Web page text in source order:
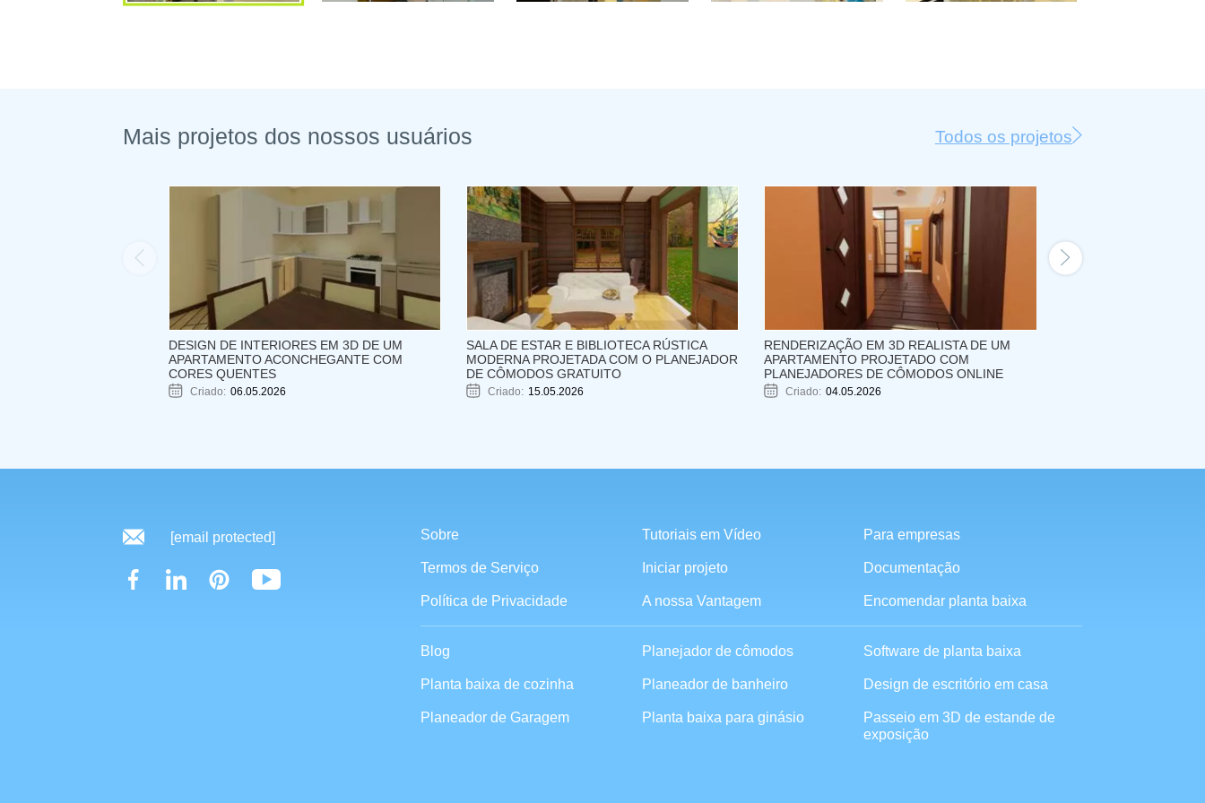
Mais projetos dos nossos usuários Todos os projetos
DESIGN DE INTERIORES EM 3D DE UM
APARTAMENTO ACONCHEGANTE COM
CORES QUENTES
Criado: 06.05.2026
SALA DE ESTAR E BIBLIOTECA RÚSTICA
MODERNA PROJETADA COM O PLANEJADOR
DE CÔMODOS GRATUITO
Criado: 15.05.2026
RENDERIZAÇÃO EM 3D REALISTA DE UM
APARTAMENTO PROJETADO COM
PLANEJADORES DE CÔMODOS ONLINE
Criado: 04.05.2026
[email protected] Sobre Tutoriais em Vídeo
Para empresas
Termos de Serviço
Iniciar projeto
Documentação
Política de Privacidade
A nossa Vantagem Encomendar planta baixa
Blog Planejador de cômodos
Software de planta baixa
Planta baixa de cozinha
Planeador de banheiro
Design de escritório em casa
Planeador de Garagem
Planta baixa para ginásio
Passeio em 3D de estande de
exposição